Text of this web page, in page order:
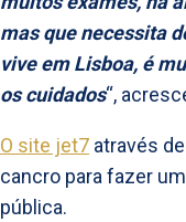
mas que necessita
vive em Lisboa, é
os cuidados“,
O site jet7 através
cancro para fazer
pública.